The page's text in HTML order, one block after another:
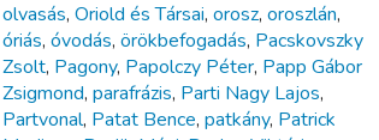
olvasás, Oriold és Társai, orosz, oroszlán,
óriás, óvodás, örökbefogadás, Pacskovszky
Zsolt, Pagony, Papolczy Péter, Papp Gábor
Zsigmond, parafrázis, Parti Nagy Lajos,
Partvonal, Patat Bence, patkány, Patrick